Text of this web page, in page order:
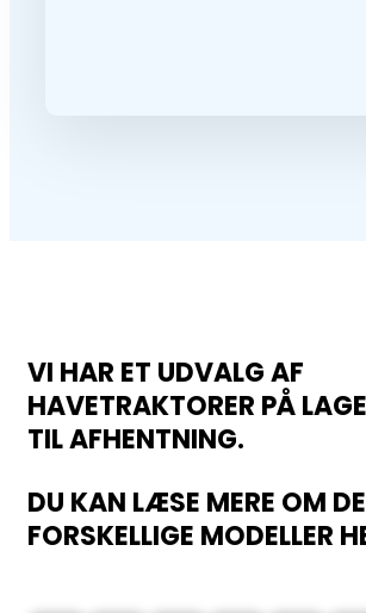
VI HAR ET UDVALG AF
HAVETRAKTORER PÅ
TIL AFHENTNING.
DU KAN LÆSE MERE OM DE
FORSKELLIGE MODELLER